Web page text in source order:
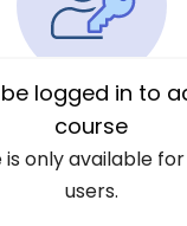
logged in to
course
is only available
users.